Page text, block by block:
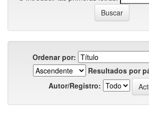
Ordenar por:
Resultados por
Autor/Registro: